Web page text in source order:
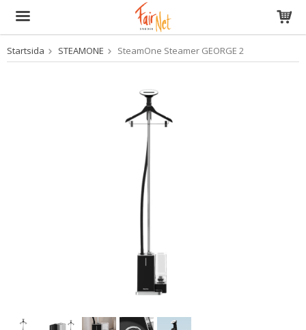
Produkten har blivit tillagd i varukorgen
Startsida STEAMONE SteamOne Steamer GEORGE 2